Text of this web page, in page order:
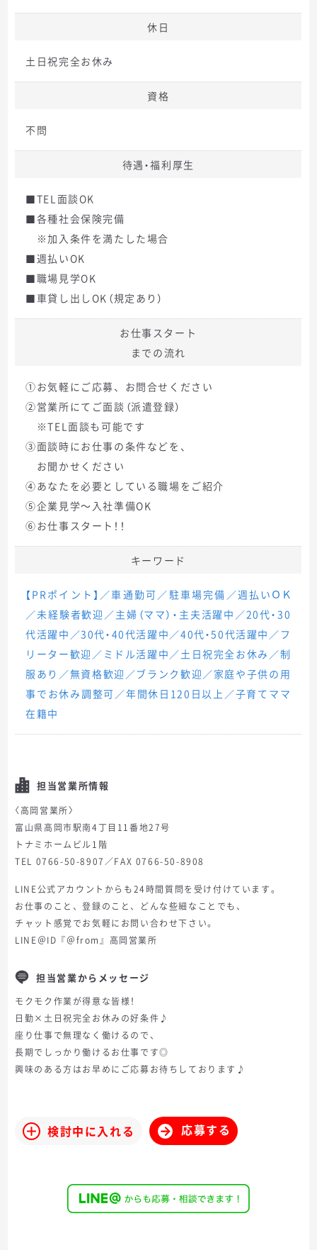
休日
土日祝完全お休み
資格
不問
待遇・福利厚生
■TEL面談OK
■各種社会保険完備
※加入条件を満たした場合
■週払いOK
■職場見学OK
■車貸し出しOK（規定あり）
お仕事スタート
までの流れ
①お気軽にご応募、お問合せください
②営業所にてご面談（派遣登録）
※TEL面談も可能です
③面談時にお仕事の条件などを、
お聞かせください
④あなたを必要としている職場をご紹介
⑤企業見学～入社準備OK
⑥お仕事スタート！！
キーワード
【PRポイント】／車通勤可／駐車場完備／週払いＯＫ
／未経験者歓迎／主婦（ママ）・主夫活躍中／20代・30
代活躍中／30代・40代活躍中／40代・50代活躍中／フ
リーター歓迎／ミドル活躍中／土日祝完全お休み／制
服あり／無資格歓迎／ブランク歓迎／家庭や子供の用
事でお休み調整可／年間休日120日以上／子育てママ
在籍中
担当営業所情報
〈高岡営業所〉
富山県高岡市駅南4丁目11番地27号
トナミホームビル1階
TEL 0766-50-8907／FAX 0766-50-8908
LINE公式アカウントからも24時間質問を受け付けています。
お仕事のこと、登録のこと、どんな些細なことでも、
チャット感覚でお気軽にお問い合わせ下さい。
LINE＠ID『＠from』高岡営業所
担当営業からメッセージ
モクモク作業が得意な皆様！
日勤×土日祝完全お休みの好条件♪
座り仕事で無理なく働けるので、
長期でしっかり働けるお仕事です◎
興味のある方はお早めにご応募お待ちしております♪
検討中に入れる 応募する